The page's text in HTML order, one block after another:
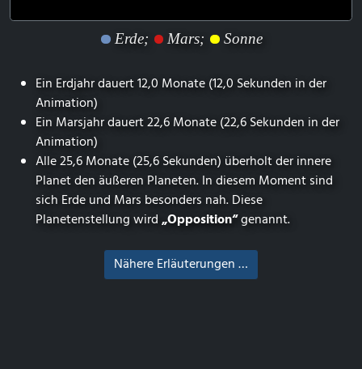
Erde; Mars; Sonne
Ein Erdjahr dauert 12,0 Monate (12,0 Sekunden in der
Animation)
Ein Marsjahr dauert 22,6 Monate (22,6 Sekunden in der
Animation)
Alle 25,6 Monate (25,6 Sekunden) überholt der innere
Planet den äußeren Planeten. In diesem Moment sind
sich Erde und Mars besonders nah. Diese
Planetenstellung wird„Opposition“genannt.
Nähere Erläuterungen …